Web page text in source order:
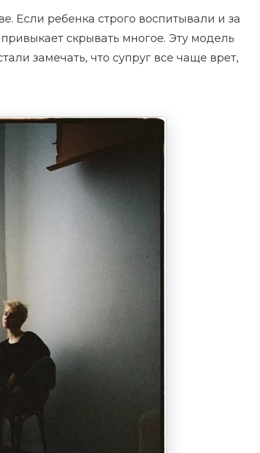
Если ребенка строго воспитывали и за
скрывать многое. Эту модель
замечать, что супруг все чаще врет,